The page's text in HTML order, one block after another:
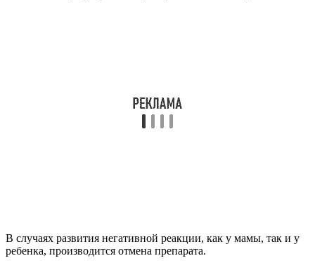
В случаях развития негативной реакции, как у мамы, так и у
ребенка, производится отмена препарата.